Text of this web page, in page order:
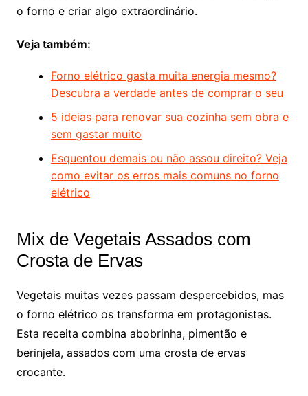
o forno e criar algo extraordinário.
Veja também:
Forno elétrico gasta muita energia mesmo?
Descubra a verdade antes de comprar o seu
5 ideias para renovar sua cozinha sem obra e
sem gastar muito
Esquentou demais ou não assou direito? Veja
como evitar os erros mais comuns no forno
elétrico
Mix de Vegetais Assados com
Crosta de Ervas
Vegetais muitas vezes passam despercebidos, mas
o forno elétrico os transforma em protagonistas.
Esta receita combina abobrinha, pimentão e
berinjela, assados com uma crosta de ervas
crocante.